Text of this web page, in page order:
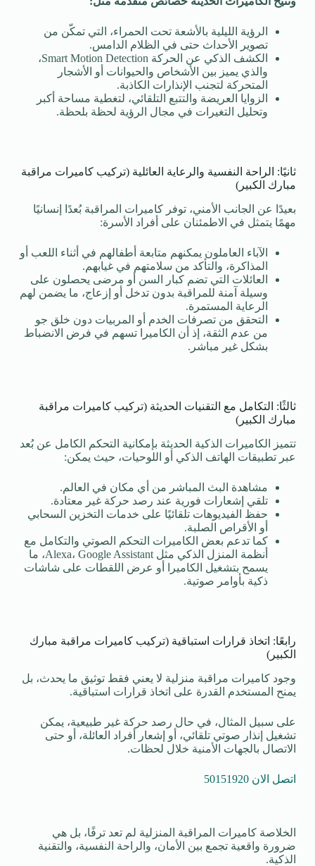
الرؤية الليلية بالأشعة تحت الحمراء، التي تمكّن من
تصوير الأحداث حتى في الظلام الدامس.
الكشف الذكي عن الحركة Smart Motion Detection،
والذي يميز بين الأشخاص والحيوانات أو الأشجار
المتحركة لتجنب الإنذارات الكاذبة.
الزوايا العريضة والتتبع التلقائي، لتغطية مساحة أكبر
وتحليل التغيرات في مجال الرؤية لحظة بلحظة.
ثانيًا: الراحة النفسية والرعاية العائلية (تركيب كاميرات مراقبة
مبارك الكبير)
بعيدًا عن الجانب الأمني، توفر كاميرات المراقبة بُعدًا إنسانيًا
مهمًا يتمثل في الاطمئنان على أفراد الأسرة:
الآباء العاملون يمكنهم متابعة أطفالهم في أثناء اللعب أو
المذاكرة، والتأكد من سلامتهم في غيابهم.
العائلات التي تضم كبار السن أو مرضى يحصلون على
وسيلة آمنة للمراقبة بدون تدخل أو إزعاج، ما يضمن لهم
الرعاية المستمرة.
التحقق من تصرفات الخدم أو المربيات دون خلق جو
من عدم الثقة، إذ أن الكاميرا تسهم في فرض الانضباط
بشكل غير مباشر.
ثالثًا: التكامل مع التقنيات الحديثة (تركيب كاميرات مراقبة
مبارك الكبير)
تتميز الكاميرات الذكية الحديثة بإمكانية التحكم الكامل عن بُعد
عبر تطبيقات الهاتف الذكي أو اللوحيات، حيث يمكن:
مشاهدة البث المباشر من أي مكان في العالم.
تلقي إشعارات فورية عند رصد حركة غير معتادة.
حفظ الفيديوهات تلقائيًا على خدمات التخزين السحابي
أو الأقراص الصلبة.
كما تدعم بعض الكاميرات التحكم الصوتي والتكامل مع
أنظمة المنزل الذكي مثل Alexa، Google Assistant، ما
يسمح بتشغيل الكاميرا أو عرض اللقطات على شاشات
ذكية بأوامر صوتية.
رابعًا: اتخاذ قرارات استباقية (تركيب كاميرات مراقبة مبارك
الكبير)
وجود كاميرات مراقبة منزلية لا يعني فقط توثيق ما يحدث، بل
يمنح المستخدم القدرة على اتخاذ قرارات استباقية.
على سبيل المثال، في حال رصد حركة غير طبيعية، يمكن
تشغيل إنذار صوتي تلقائي، أو إشعار أفراد العائلة، أو حتى
الاتصال بالجهات الأمنية خلال لحظات.
اتصل الان 50151920
الخلاصة كاميرات المراقبة المنزلية لم تعد ترفًا، بل هي
ضرورة واقعية تجمع بين الأمان، والراحة النفسية، والتقنية
الذكية.